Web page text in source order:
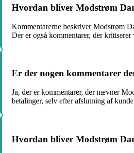
Hvordan bliver Modstrøm
Kommentarerne beskriver Modstrøm
Der er også kommentarer, der
Er der nogen kommentarer
Ja, der er kommentarer, der nævner
betalinger, selv efter afslutning af
Hvordan bliver Modstrøm